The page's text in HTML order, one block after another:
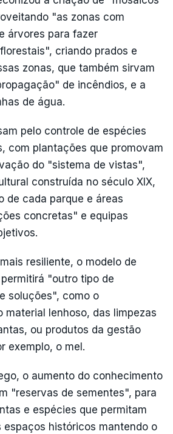
"as zonas com
árvores para fazer
criando prados e
zonas, que também sirvam
de incêndios, e a
de água.
pelo controle de espécies
com plantações que promovam
do "sistema de vistas",
construída no século XIX,
de cada parque e áreas
concretas" e equipas
resiliente, o modelo de
"outro tipo de
soluções", como o
material lenhoso, das limpezas
ou produtos da gestão
exemplo, o mel.
o aumento do conhecimento
"reservas de sementes", para
e espécies que permitam
espaços históricos mantendo o